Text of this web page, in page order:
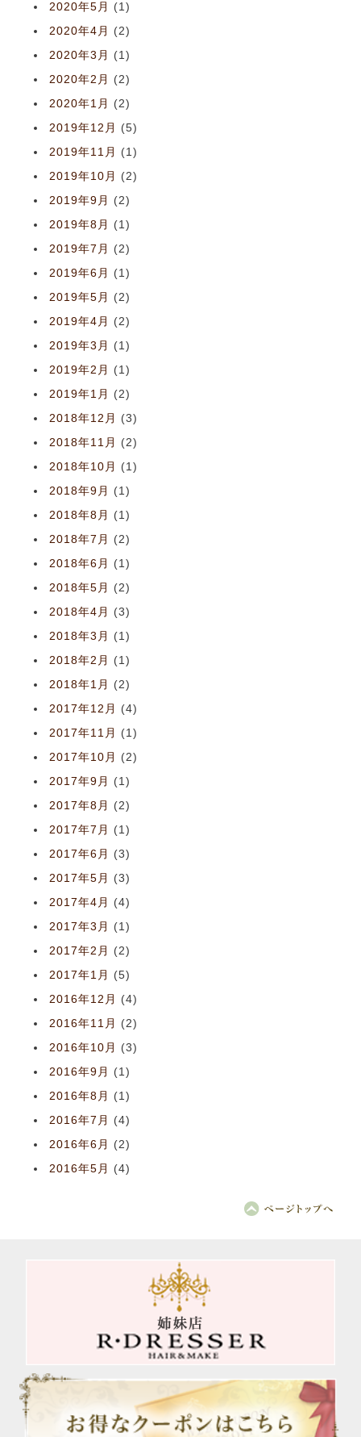
2020年5月
(1)
2020年4月
(2)
2020年3月
(1)
2020年2月
(2)
2020年1月
(2)
2019年12月
(5)
2019年11月
(1)
2019年10月
(2)
2019年9月
(2)
2019年8月
(1)
2019年7月
(2)
2019年6月
(1)
2019年5月
(2)
2019年4月
(2)
2019年3月
(1)
2019年2月
(1)
2019年1月
(2)
2018年12月
(3)
2018年11月
(2)
2018年10月
(1)
2018年9月
(1)
2018年8月
(1)
2018年7月
(2)
2018年6月
(1)
2018年5月
(2)
2018年4月
(3)
2018年3月
(1)
2018年2月
(1)
2018年1月
(2)
2017年12月
(4)
2017年11月
(1)
2017年10月
(2)
2017年9月
(1)
2017年8月
(2)
2017年7月
(1)
2017年6月
(3)
2017年5月
(3)
2017年4月
(4)
2017年3月
(1)
2017年2月
(2)
2017年1月
(5)
2016年12月
(4)
2016年11月
(2)
2016年10月
(3)
2016年9月
(1)
2016年8月
(1)
2016年7月
(4)
2016年6月
(2)
2016年5月
(4)